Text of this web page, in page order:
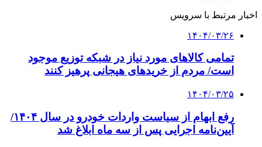
اخبار مرتبط با سرویس
۱۴۰۴/۰۳/۲۶
تمامی کالاهای مورد نیاز در شبکه توزیع موجود
است/ مردم از خریدهای هیجانی پرهیز کنند
۱۴۰۴/۰۳/۲۵
رفع ابهام از سیاست واردات خودرو در سال ۱۴۰۴/
آیین‌نامه اجرایی پس از سه ماه ابلاغ شد